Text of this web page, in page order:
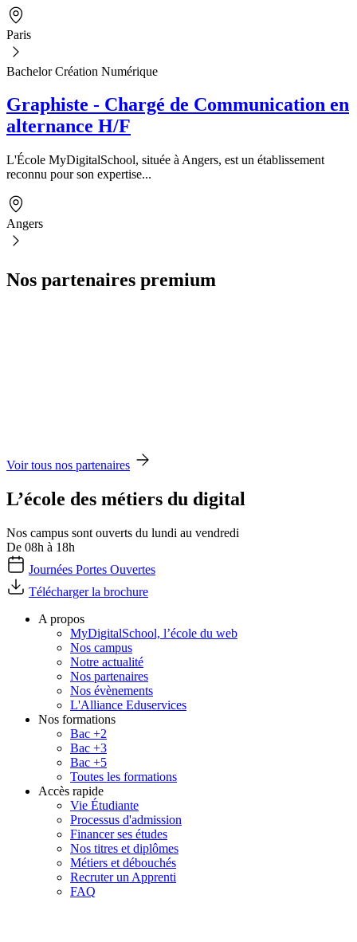
Paris
Bachelor Création Numérique
Graphiste - Chargé de Communication en
alternance H/F
L'École MyDigitalSchool, située à Angers, est un établissement
reconnu pour son expertise...
Angers
Nos partenaires premium
Voir tous nos partenaires
L’école des métiers du digital
Nos campus sont ouverts du lundi au vendredi
De 08h à 18h
Journées Portes Ouvertes
Télécharger la brochure
A propos
MyDigitalSchool, l’école du web
Nos campus
Notre actualité
Nos partenaires
Nos évènements
L'Alliance Eduservices
Nos formations
Bac +2
Bac +3
Bac +5
Toutes les formations
Accès rapide
Vie Étudiante
Processus d'admission
Financer ses études
Nos titres et diplômes
Métiers et débouchés
Recruter un Apprenti
FAQ